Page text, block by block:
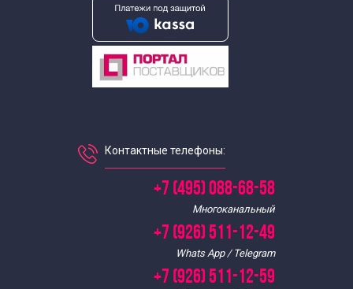
Экскурсии по Москве для школьников в декабре
Экскурсии для школьников в феврале
Экскурсии для школьников в июне
Экскурсии для школьников в январе
Экскурсии для школьников в мае
Экскурсии для школьников в марте
Контактные телефоны:
+7 (495) 088-68-58
Многоканальный
+7 (926) 511-12-49
Whats App / Telegram
+7 (926) 511-12-59